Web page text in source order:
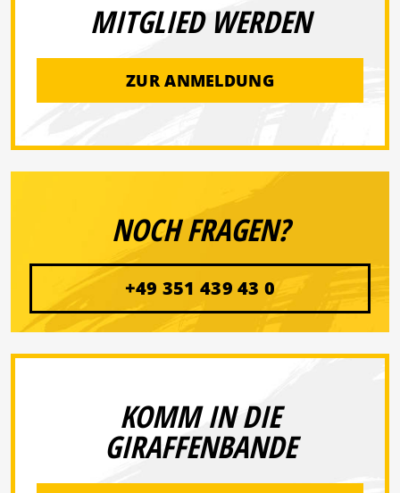
MITGLIED WERDEN
ZUR ANMELDUNG
NOCH FRAGEN?
+49 351 439 43 0
KOMM IN DIE
GIRAFFENBANDE